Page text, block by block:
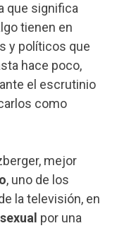
que significa
tienen en
y políticos que
hace poco,
el escrutinio
como
mejor
, uno de los
la televisión, en
por una